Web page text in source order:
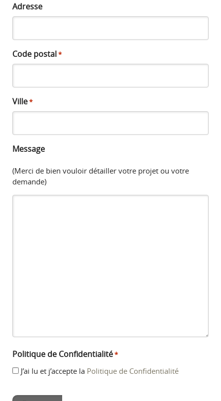
Adresse
Code postal*
Ville*
Message
(Merci de bien vouloir détailler votre projet ou votre
demande)
Politique de Confidentialité*
J’ai lu et j’accepte la Politique de Confidentialité